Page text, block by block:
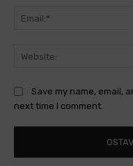
Save my name, email,
next time I comment.